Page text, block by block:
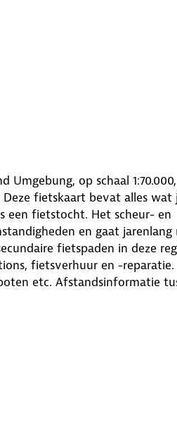
Umgebung, op schaal 1:70.000,
fietskaart bevat alles wat
een fietstocht. Het scheur- en
en gaat jarenlang
fietspaden in deze
fietsverhuur en -reparatie.
etc. Afstandsinformatie
is ook te downloaden als